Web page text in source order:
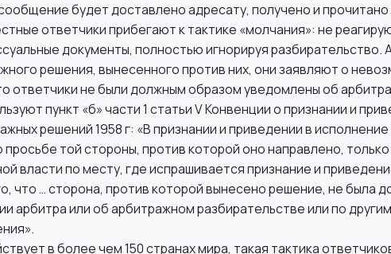
будет доставлено адресату, получено и прочитано
ответчики прибегают к тактике «молчания»: не
документы, полностью игнорируя разбирательство.
решения, вынесенного против них, они заявляют о
ответчики не были должным образом уведомлены об
пункт «б» части 1 статьи V Конвенции о признании и
решений 1958 г: «В признании и приведении в
той стороны, против которой оно направлено, только
власти по месту, где испрашивается признание и
что … сторона, против которой вынесено решение, не была
арбитра или об арбитражном разбирательстве или по
в более чем 150 странах мира, такая тактика